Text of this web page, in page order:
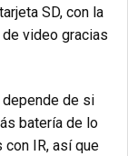
SD, con la
video gracias
depende de si
batería de lo
con IR, así que